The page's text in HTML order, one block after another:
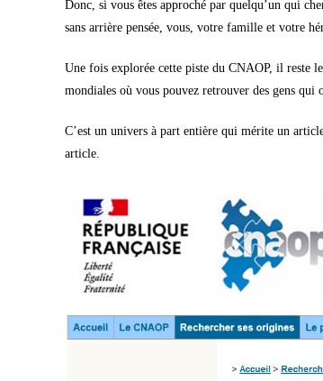
Donc, si vous êtes approché par quelqu’un qui
sans arrière pensée, vous, votre famille et votre
Une fois explorée cette piste du CNAOP, il reste
mondiales où vous pouvez retrouver des gens qui
C’est un univers à part entière qui mérite un
article.